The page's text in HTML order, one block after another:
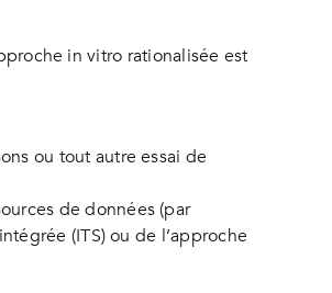
in vitro rationalisée est
ou tout autre essai de
de données (par
(ITS) ou de l’approche